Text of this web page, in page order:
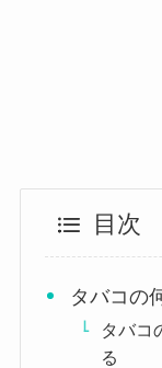
目次
タバコの
タバコ
る